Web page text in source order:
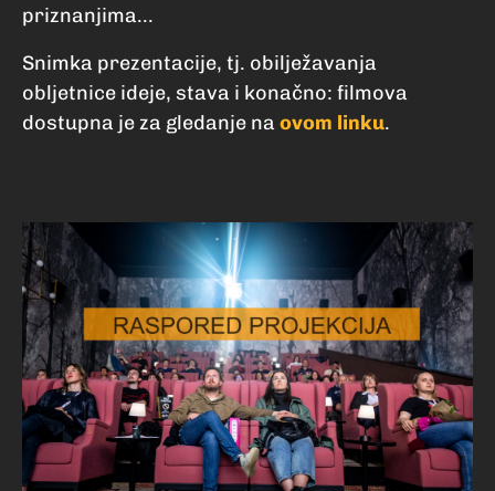
priznanjima...
Snimka prezentacije, tj. obilježavanja
obljetnice ideje, stava i konačno: filmova
dostupna je za gledanje na ovom linku.